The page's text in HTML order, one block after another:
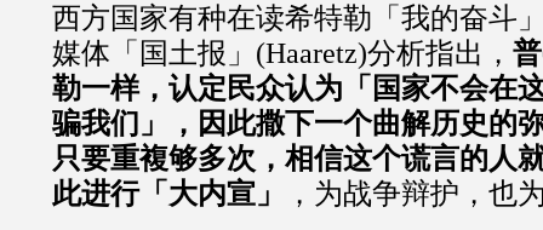
西方国家有种在读希特勒「我的奋斗
媒体「国土报」(Haaretz)分析指出，
勒一样，认定民众认为「国家不会在
骗我们」，因此撒下一个曲解历史的
只要重複够多次，相信这个谎言的人
此进行「大内宣」
，为战争辩护，也